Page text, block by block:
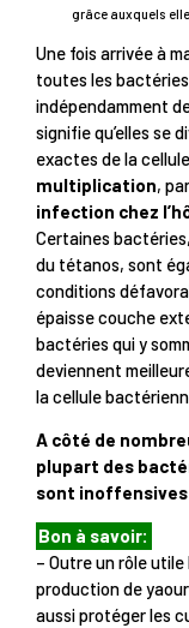
grâce auxquels
Une fois arrivée à
toutes les
indépendamment
signifie qu’elles se
exactes de la
multiplication,
infection chez
Certaines
du tétanos, sont
conditions
épaisse couche
bactéries qui y
deviennent
la cellule
A côté de
plupart des
sont
Bon à savoir:
– Outre un rôle
production de
aussi protéger les